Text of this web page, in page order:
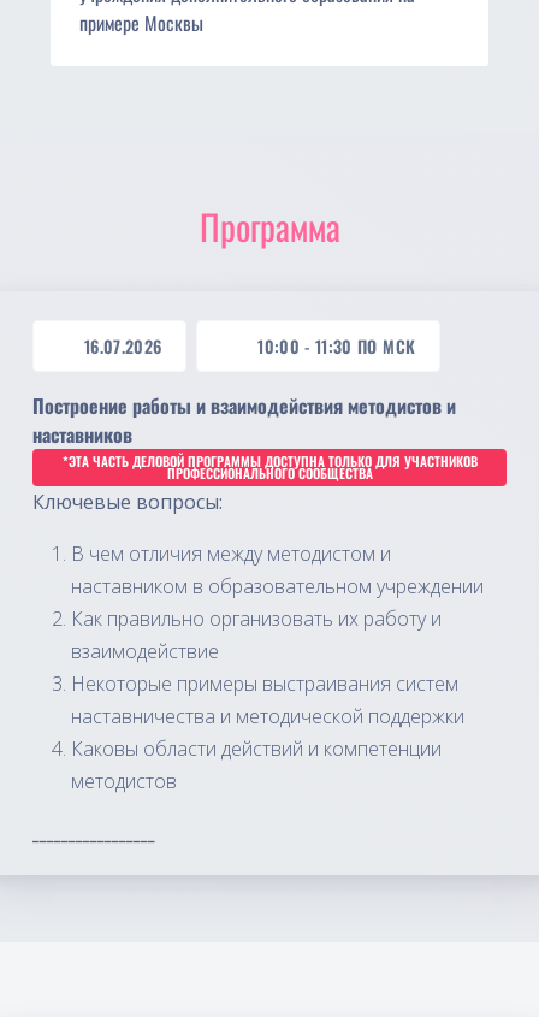
примере Москвы
Программа
16.07.2026 10:00 -11:30 ПО МСК
Построение работы и взаимодействия методистов и
наставников
*ЭТА ЧАСТЬ ДЕЛОВОЙ ПРОГРАММЫ ДОСТУПНА ТОЛЬКО ДЛЯ УЧАСТНИКОВ
ПРОФЕССИОНАЛЬНОГО СООБЩЕСТВА
Ключевые вопросы:
В чем отличия между методистом и
наставником в образовательном учреждении
Как правильно организовать их работу и
взаимодействие
Некоторые примеры выстраивания систем
наставничества и методической поддержки
Каковы области действий и компетенции
методистов